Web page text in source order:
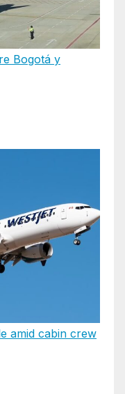
Bogotá y
amid cabin crew